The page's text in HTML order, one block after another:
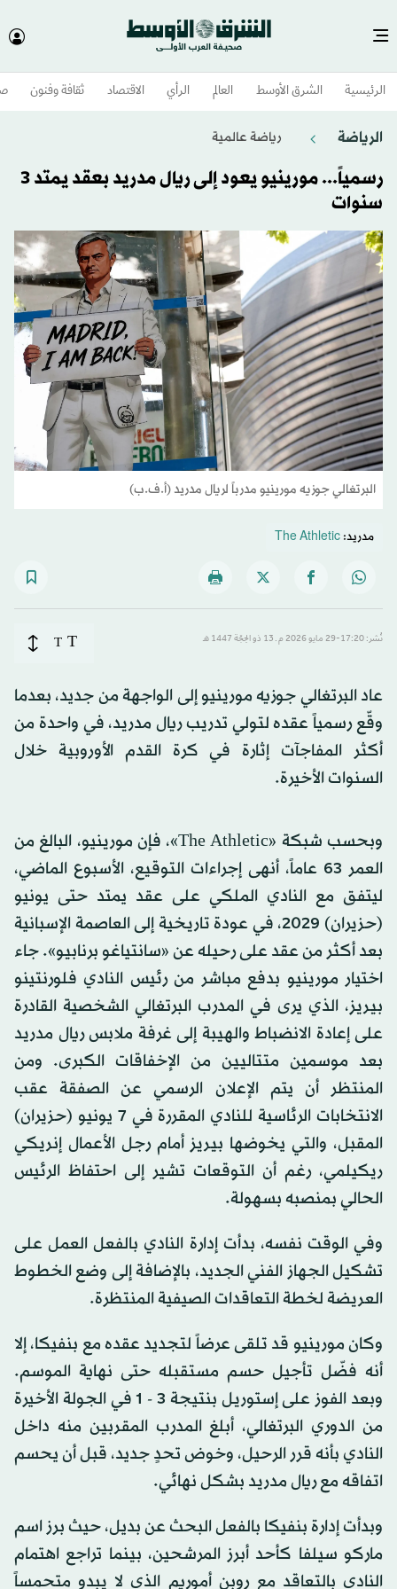
الرئيسية الشرق الأوسط​ العالم الرأي الاقتصاد ثقافة وفنون
الرياضة رياضة عالمية
رسمياً... مورينيو يعود إلى ريال مدريد بعقد يمتد 3
سنوات
البرتغالي جوزيه مورينيو مدرباً لريال مدريد (أ.ف.ب)
مدريد:The Athletic
نُشر: 17:20-29 مايو 2026 م ـ 13 ذو الحِجّة 1447 هـ T
T
عاد البرتغالي جوزيه مورينيو إلى الواجهة من جديد، بعدما
وقّع رسمياً عقده لتولي تدريب ريال مدريد، في واحدة من
أكثر المفاجآت إثارة في كرة القدم الأوروبية خلال
السنوات الأخيرة.
وبحسب شبكة «The Athletic»، فإن مورينيو، البالغ من
العمر 63 عاماً، أنهى إجراءات التوقيع، الأسبوع الماضي،
ليتفق مع النادي الملكي على عقد يمتد حتى يونيو
(حزيران) 2029، في عودة تاريخية إلى العاصمة الإسبانية
بعد أكثر من عقد على رحيله عن «سانتياغو برنابيو». جاء
اختيار مورينيو بدفع مباشر من رئيس النادي فلورنتينو
بيريز، الذي يرى في المدرب البرتغالي الشخصية القادرة
على إعادة الانضباط والهيبة إلى غرفة ملابس ريال مدريد
بعد موسمين متتاليين من الإخفاقات الكبرى. ومن
المنتظر أن يتم الإعلان الرسمي عن الصفقة عقب
الانتخابات الرئاسية للنادي المقررة في 7 يونيو (حزيران)
المقبل، والتي يخوضها بيريز أمام رجل الأعمال إنريكي
ريكيلمي، رغم أن التوقعات تشير إلى احتفاظ الرئيس
الحالي بمنصبه بسهولة.
وفي الوقت نفسه، بدأت إدارة النادي بالفعل العمل على
تشكيل الجهاز الفني الجديد، بالإضافة إلى وضع الخطوط
العريضة لخطة التعاقدات الصيفية المنتظرة.
وكان مورينيو قد تلقى عرضاً لتجديد عقده مع بنفيكا، إلا
أنه فضّل تأجيل حسم مستقبله حتى نهاية الموسم.
وبعد الفوز على إستوريل بنتيجة 3 - 1 في الجولة الأخيرة
من الدوري البرتغالي، أبلغ المدرب المقربين منه داخل
النادي بأنه قرر الرحيل، وخوض تحدٍ جديد، قبل أن يحسم
اتفاقه مع ريال مدريد بشكل نهائي.
وبدأت إدارة بنفيكا بالفعل البحث عن بديل، حيث برز اسم
ماركو سيلفا كأحد أبرز المرشحين، بينما تراجع اهتمام
النادي بالتعاقد مع روبن أموريم الذي لا يبدو متحمساً